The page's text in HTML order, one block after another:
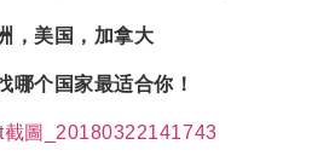
，美国，加拿大
哪个国家最适合你！